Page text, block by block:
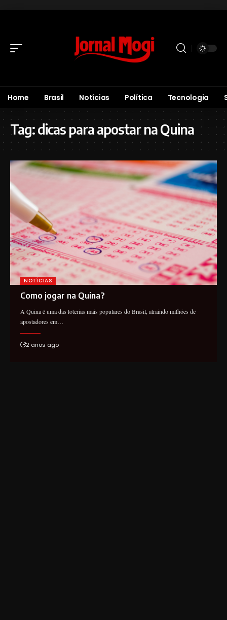
Home Brasil Notícias Política Tecnologia
Tag:dicas para apostar na Quina
NOTÍCIAS
Como jogar na Quina?
A Quina é uma das loterias mais populares do Brasil, atraindo milhões de
apostadores em…
2 anos ago